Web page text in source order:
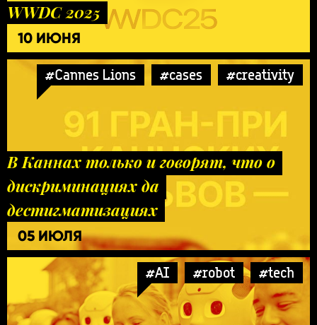
WWDC 2025
10 ИЮНЯ
#Cannes Lions #cases #creativity
В Каннах только и говорят, что о
дискриминациях да
дестигматизациях
05 ИЮЛЯ
#AI #robot #tech